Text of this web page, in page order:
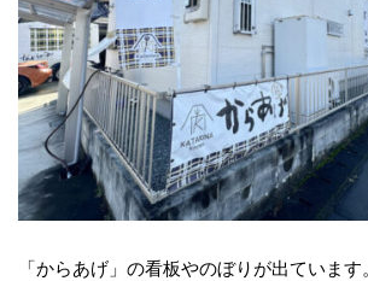
「からあげ」の看板やのぼりが出ています。